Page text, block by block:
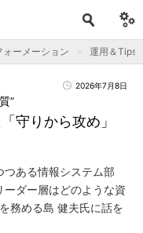
ーメーション 運用＆Tips
2026年7月8日
守りから攻め」
”
つある情報システム部
ーダー層はどのような資
務める島 健夫氏に話を